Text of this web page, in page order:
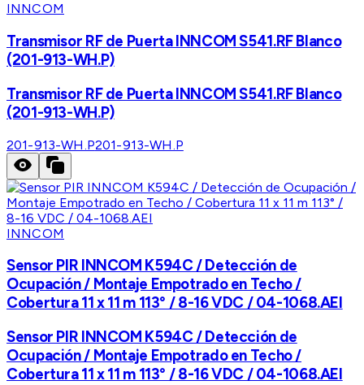
INNCOM
Transmisor RF de Puerta INNCOM S541.RF Blanco
(201-913-WH.P)
Transmisor RF de Puerta INNCOM S541.RF Blanco
(201-913-WH.P)
201-913-WH.P201-913-WH.P
INNCOM
Sensor PIR INNCOM K594C / Detección de
Ocupación / Montaje Empotrado en Techo /
Cobertura 11 x 11 m 113° / 8-16 VDC / 04-1068.AEI
Sensor PIR INNCOM K594C / Detección de
Ocupación / Montaje Empotrado en Techo /
Cobertura 11 x 11 m 113° / 8-16 VDC / 04-1068.AEI